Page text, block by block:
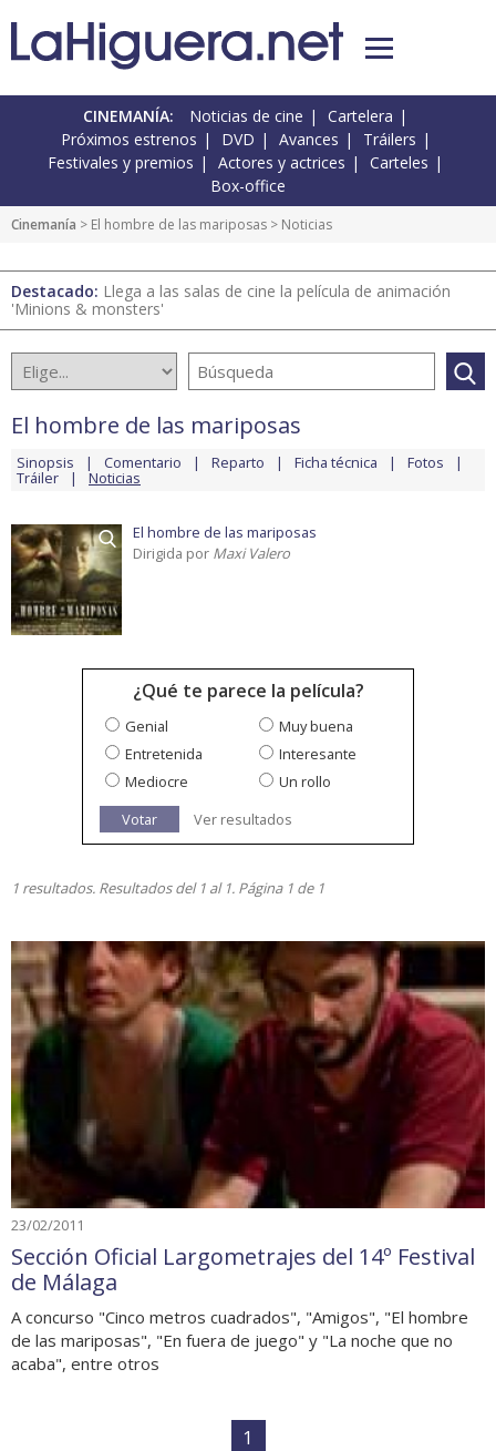
CINEMANÍA: Noticias de cine
Cartelera
Próximos estrenos
DVD Avances
Tráilers
Festivales y premios
Actores y actrices
Carteles
Box-office
Cinemanía > El hombre de las mariposas > Noticias
Destacado: Llega a las salas de cine la película de animación
'Minions & monsters'
El hombre de las mariposas
Sinopsis Comentario Reparto Ficha técnica Fotos
Tráiler Noticias
El hombre de las mariposas
Dirigida por Maxi Valero
¿Qué te parece la película?
Genial
Muy buena
Entretenida
Interesante
Mediocre
Un rollo
Votar
Ver resultados
1 resultados. Resultados del 1 al 1. Página 1 de 1
23/02/2011
Sección Oficial Largometrajes del 14º Festival
de Málaga
A concurso "Cinco metros cuadrados", "Amigos", "El hombre
de las mariposas", "En fuera de juego" y "La noche que no
acaba", entre otros
1